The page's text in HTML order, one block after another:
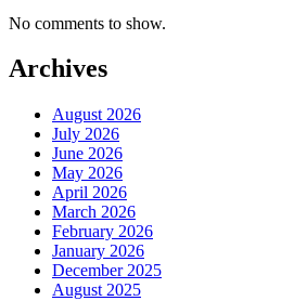
No comments to show.
Archives
August 2026
July 2026
June 2026
May 2026
April 2026
March 2026
February 2026
January 2026
December 2025
August 2025